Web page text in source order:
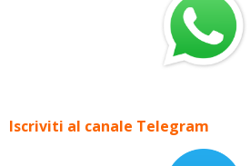
Iscriviti al canale Telegram